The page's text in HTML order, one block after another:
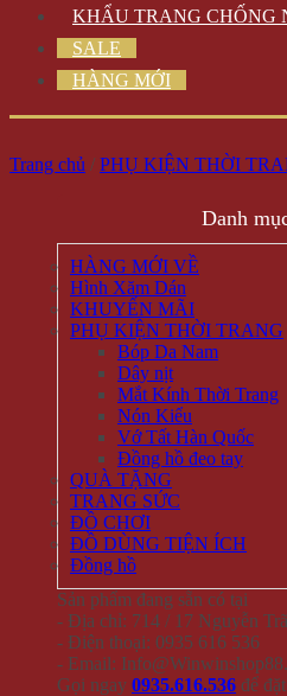
KHẨU TRANG CHỐNG
SALE
HÀNG MỚI
Trang chủ / PHỤ KIỆN THỜI
Danh
HÀNG MỚI VỀ
Hình Xăm Dán
KHUYẾN MÃI
PHỤ KIỆN THỜI TRANG
Bóp Da Nam
Dây nịt
Mắt Kính Thời Trang
Nón Kiểu
Vớ Tất Hàn Quốc
Đồng hồ đeo tay
QUÀ TẶNG
TRANG SỨC
ĐỒ CHƠI
ĐỒ DÙNG TIỆN ÍCH
Đồng hồ
Sản phẩm đang sẵn có tại
- Địa chỉ: 714 / 17 Nguyễn
- Điện thoại: 0935 616 536
- Email:
Gọi ngay 0935.616.536 để